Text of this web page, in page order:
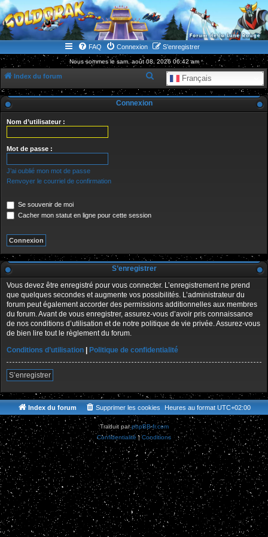
WWW.GOLDORAKGO.COM
le site de la Lune Rouge
FAQ Connexion S’enregistrer
Nous sommes le sam. août 08, 2026 06:42 am
Index du forum Français
e
Connexion
Nom d’utilisateur :
Mot de passe :
J’ai oublié mon mot de passe
Renvoyer le courriel de confirmation
Se souvenir de moi
Cacher mon statut en ligne pour cette session
S’enregistrer
Vous devez être enregistré pour vous connecter. L’enregistrement ne prend
que quelques secondes et augmente vos possibilités. L’administrateur du
forum peut également accorder des permissions additionnelles aux membres
du forum. Avant de vous enregistrer, assurez-vous d’avoir pris connaissance
de nos conditions d’utilisation et de notre politique de vie privée. Assurez-vous
de bien lire tout le règlement du forum.
Conditions d’utilisation
Politique de confidentialité
S’enregistrer
Index du forum Heures au format UTC+02:00
Supprimer les cookies
Traduit parphpBB-fr.com
Confidentialité |Conditions